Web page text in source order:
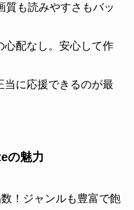
質も読みやすさもバッ
心配なし。安心して作
に応援できるのが最
の魅力
！ジャンルも豊富で飽